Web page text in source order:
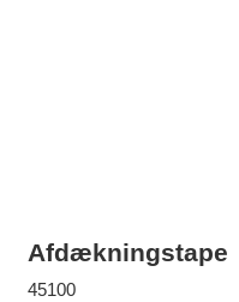
Afdækningstape
45100